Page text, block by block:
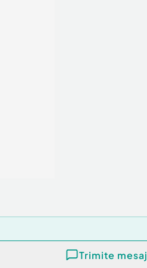
Trimite mesaj